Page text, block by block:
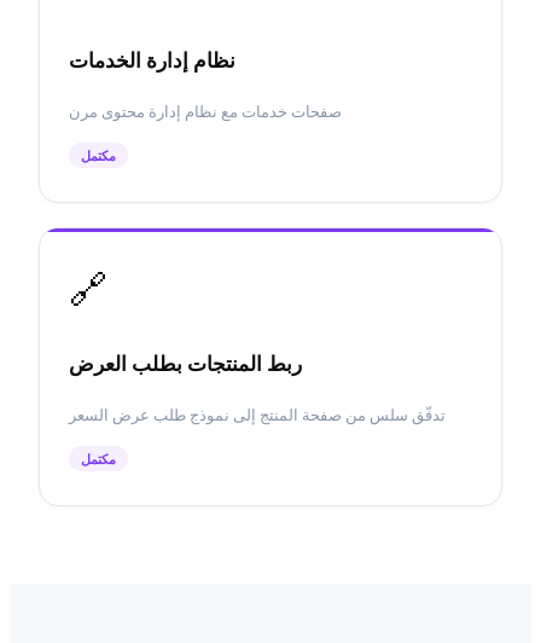
نظام إدارة الخدمات
صفحات خدمات مع نظام إدارة محتوى مرن
مكتمل
🔗
ربط المنتجات بطلب العرض
تدفّق سلس من صفحة المنتج إلى نموذج طلب عرض السعر
مكتمل